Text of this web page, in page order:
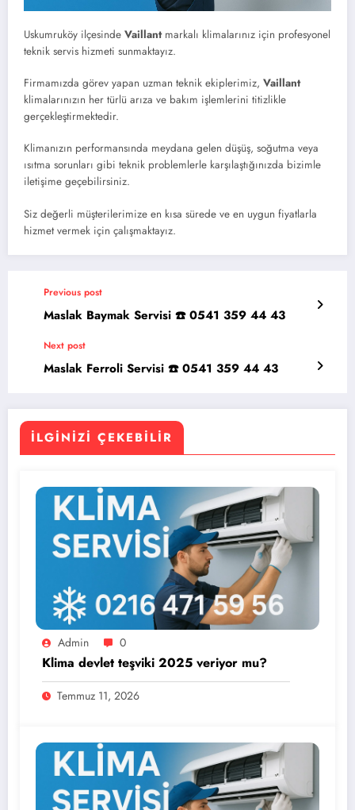
Uskumruköy ilçesinde Vaillantmarkalı klimalarınız için profesyonel
teknik servis hizmeti sunmaktayız.
Firmamızda görev yapan uzman teknik ekiplerimiz, Vaillant
klimalarınızın her türlü arıza ve bakım işlemlerini titizlikle
gerçekleştirmektedir.
Klimanızın performansında meydana gelen düşüş, soğutma veya
ısıtma sorunları gibi teknik problemlerle karşılaştığınızda bizimle
iletişime geçebilirsiniz.
Siz değerli müşterilerimize en kısa sürede ve en uygun fiyatlarla
hizmet vermek için çalışmaktayız.
Previous post
Maslak Baymak Servisi ☎️ 0541 359 44 43
Next post
Maslak Ferroli Servisi ☎️ 0541 359 44 43
İLGINIZI ÇEKEBILIR
Admin 0
Klima devlet teşviki 2025 veriyor mu?
Temmuz 11, 2026